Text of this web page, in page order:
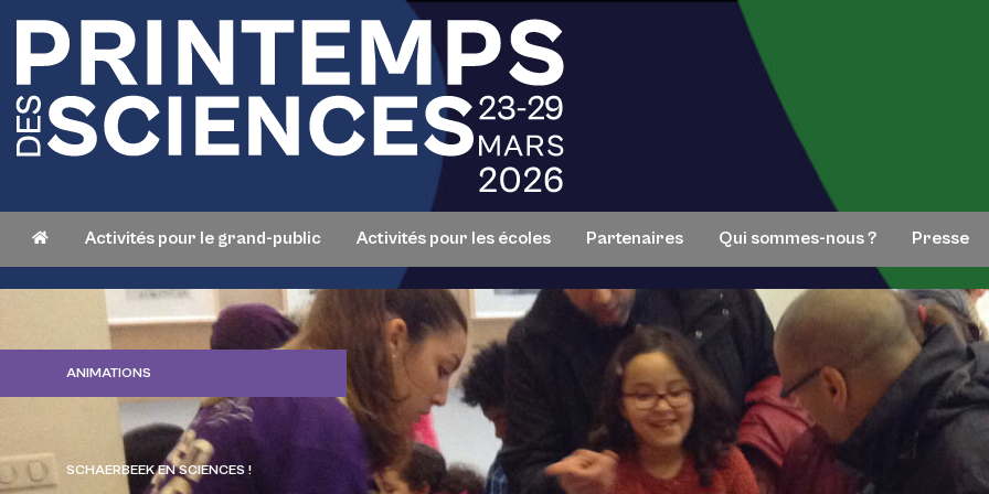
Activités pour le grand-public Activités pour les écoles Partenaires Qui sommes-nous ? Presse
ANIMATIONS
SCHAERBEEK EN SCIENCES !